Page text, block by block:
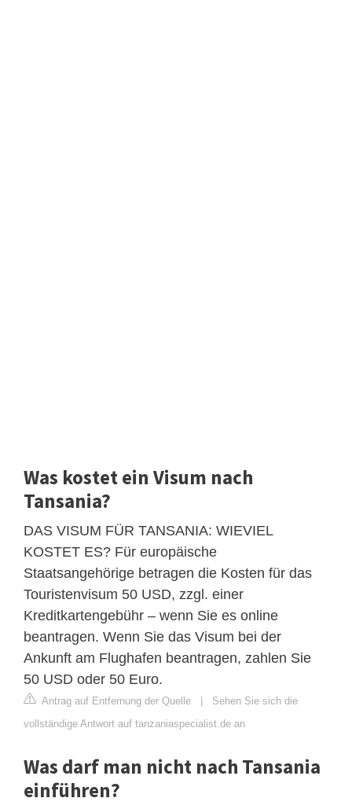
Was kostet ein Visum nach
Tansania?
DAS VISUM FÜR TANSANIA: WIEVIEL
KOSTET ES? Für europäische
Staatsangehörige betragen die Kosten für das
Touristenvisum 50 USD, zzgl. einer
Kreditkartengebühr – wenn Sie es online
beantragen. Wenn Sie das Visum bei der
Ankunft am Flughafen beantragen, zahlen Sie
50 USD oder 50 Euro.
Antrag auf Entfernung der Quelle | Sehen Sie sich die
vollständige Antwort auf tanzaniaspecialist.de an
Was darf man nicht nach Tansania
einführen?